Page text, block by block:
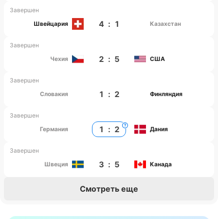
Завершен
Швейцария
4 : 1 Казахстан
Завершен
Чехия
2 : 5 США
Завершен
Словакия
1 : 2 Финляндия
Завершен
Германия
1 : 2 Дания
Завершен
Швеция
3 : 5 Канада
Смотреть еще